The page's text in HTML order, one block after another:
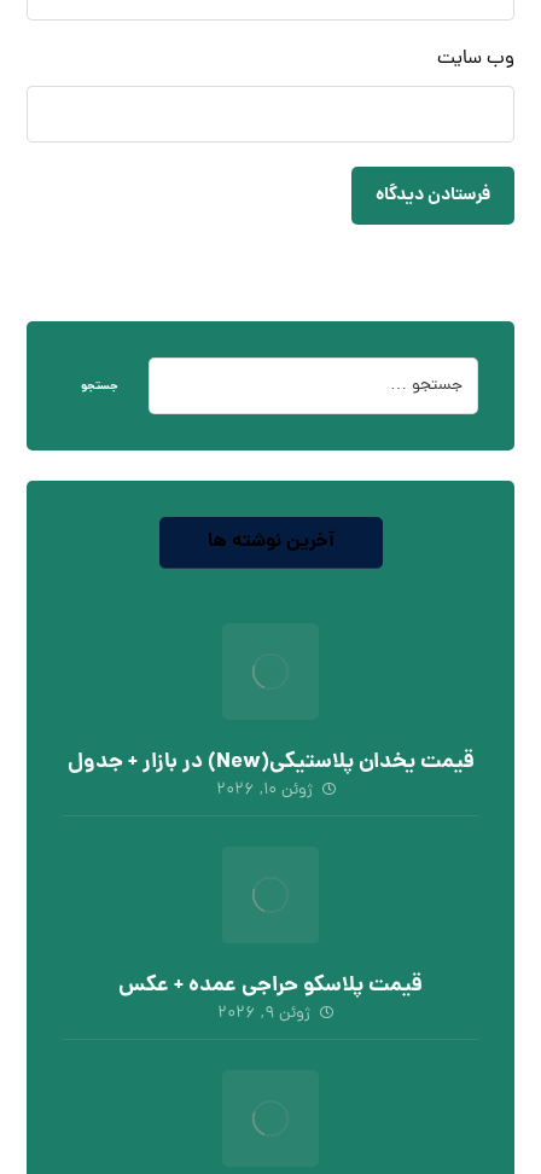
وب‌ سایت
فرستادن دیدگاه
جستجو
آخرین نوشته ها
قیمت یخدان پلاستیکی(New) در بازار + جدول
ژوئن ۱۰, ۲۰۲۶
قیمت پلاسکو حراجی عمده + عکس
ژوئن ۹, ۲۰۲۶